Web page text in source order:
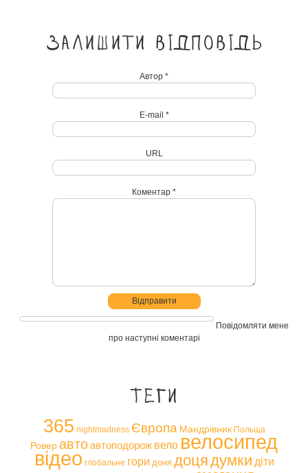
Залишити відповідь
Автор *
E-mail *
URL
Коментар *
Повідомляти мене
про наступні коментарі
Теги
365 nightmadness Європа Мандрівник Польща
Роверавтоавтоподорож вело велосипед
відео глобальне гори доня доцядумки діти